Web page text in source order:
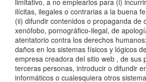
limitativo, a no emplearlos para (i)
ilícitas, ilegales o contrarias a la buena
(ii) difundir contenidos o propaganda de
xenófobo, pornográfico-ilegal, de
atentatorio contra los derechos
daños en los sistemas físicos y lógicos
empresa creadora del sitio web , de sus
terceras personas, introducir o difundir
informáticos o cualesquiera otros